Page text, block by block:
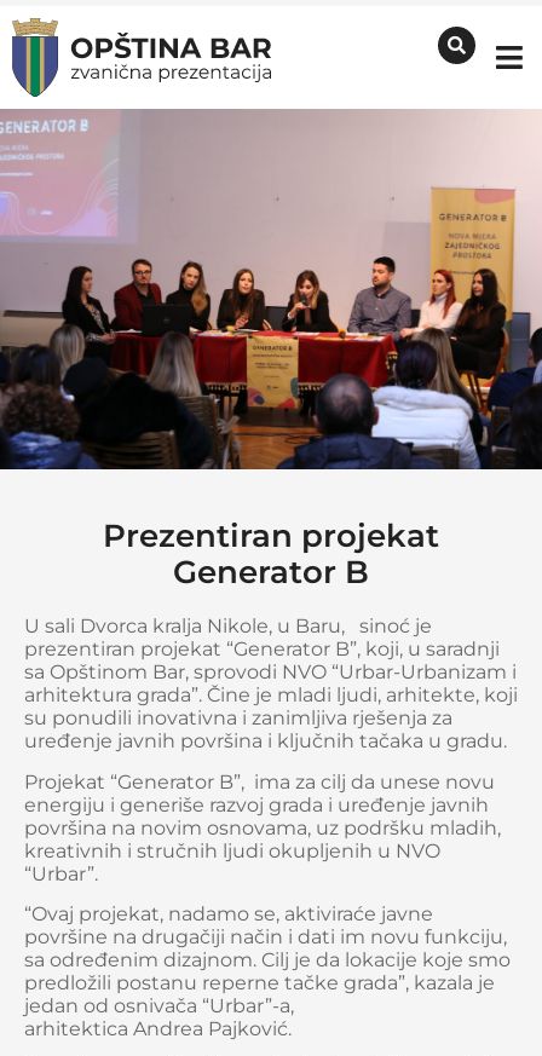
Prezentiran projekat
Generator B
U sali Dvorca kralja Nikole, u Baru, sinoć je
prezentiran projekat “Generator B”, koji, u saradnji
sa Opštinom Bar, sprovodi NVO “Urbar-Urbanizam i
arhitektura grada”. Čine je mladi ljudi, arhitekte, koji
su ponudili inovativna i zanimljiva rješenja za
uređenje javnih površina i ključnih tačaka u gradu.
Projekat “Generator B”, ima za cilj da unese novu
energiju i generiše razvoj grada i uređenje javnih
površina na novim osnovama, uz podršku mladih,
kreativnih i stručnih ljudi okupljenih u NVO
“Urbar”.
“Ovaj projekat, nadamo se, aktiviraće javne
površine na drugačiji način i dati im novu funkciju,
sa određenim dizajnom. Cilj je da lokacije koje smo
predložili postanu reperne tačke grada”, kazala je
jedan od osnivača “Urbar”-a,
arhitektica Andrea Pajković.